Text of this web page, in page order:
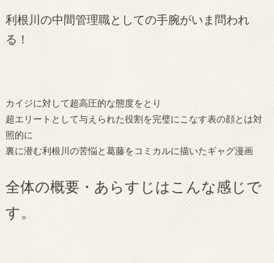
利根川の中間管理職としての手腕がいま問われ
る！
カイジに対して超高圧的な態度をとり
超エリートとして与えられた役割を完璧にこなす表の顔とは対
照的に
裏に潜む利根川の苦悩と葛藤をコミカルに描いたギャグ漫画
全体の概要・あらすじはこんな感じで
す。